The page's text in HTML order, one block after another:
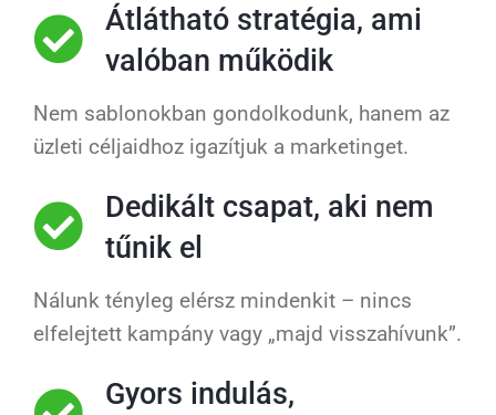
Átlátható stratégia, ami
valóban működik
Nem sablonokban gondolkodunk, hanem az
üzleti céljaidhoz igazítjuk a marketinget.
Dedikált csapat, aki nem
tűnik el
Nálunk tényleg elérsz mindenkit – nincs
elfelejtett kampány vagy „majd visszahívunk”.
Gyors indulás,